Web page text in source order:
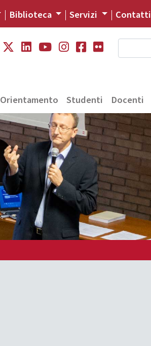
Biblioteca Servizi Contatti
Orientamento Studenti Docenti